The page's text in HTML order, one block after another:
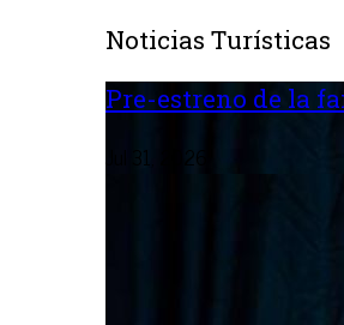
Noticias Turísticas
Pre-estreno de la
Jul 31, 2026